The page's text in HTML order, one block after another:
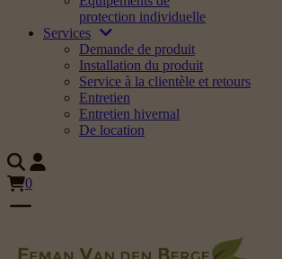
protection individuelle
Services
Demande de produit
Installation du produit
Service à la clientèle et retours
Entretien
Entretien hivernal
De location
0